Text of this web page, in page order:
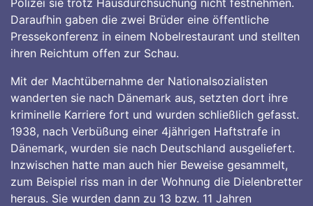
Daraufhin gaben die zwei Brüder eine öffentliche
Pressekonferenz in einem Nobelrestaurant und stellten
ihren Reichtum offen zur Schau.
Mit der Machtübernahme der Nationalsozialisten
wanderten sie nach Dänemark aus, setzten dort ihre
kriminelle Karriere fort und wurden schließlich gefasst.
1938, nach Verbüßung einer 4jährigen Haftstrafe in
Dänemark, wurden sie nach Deutschland ausgeliefert.
Inzwischen hatte man auch hier Beweise gesammelt,
zum Beispiel riss man in der Wohnung die Dielenbretter
heraus. Sie wurden dann zu 13 bzw. 11 Jahren